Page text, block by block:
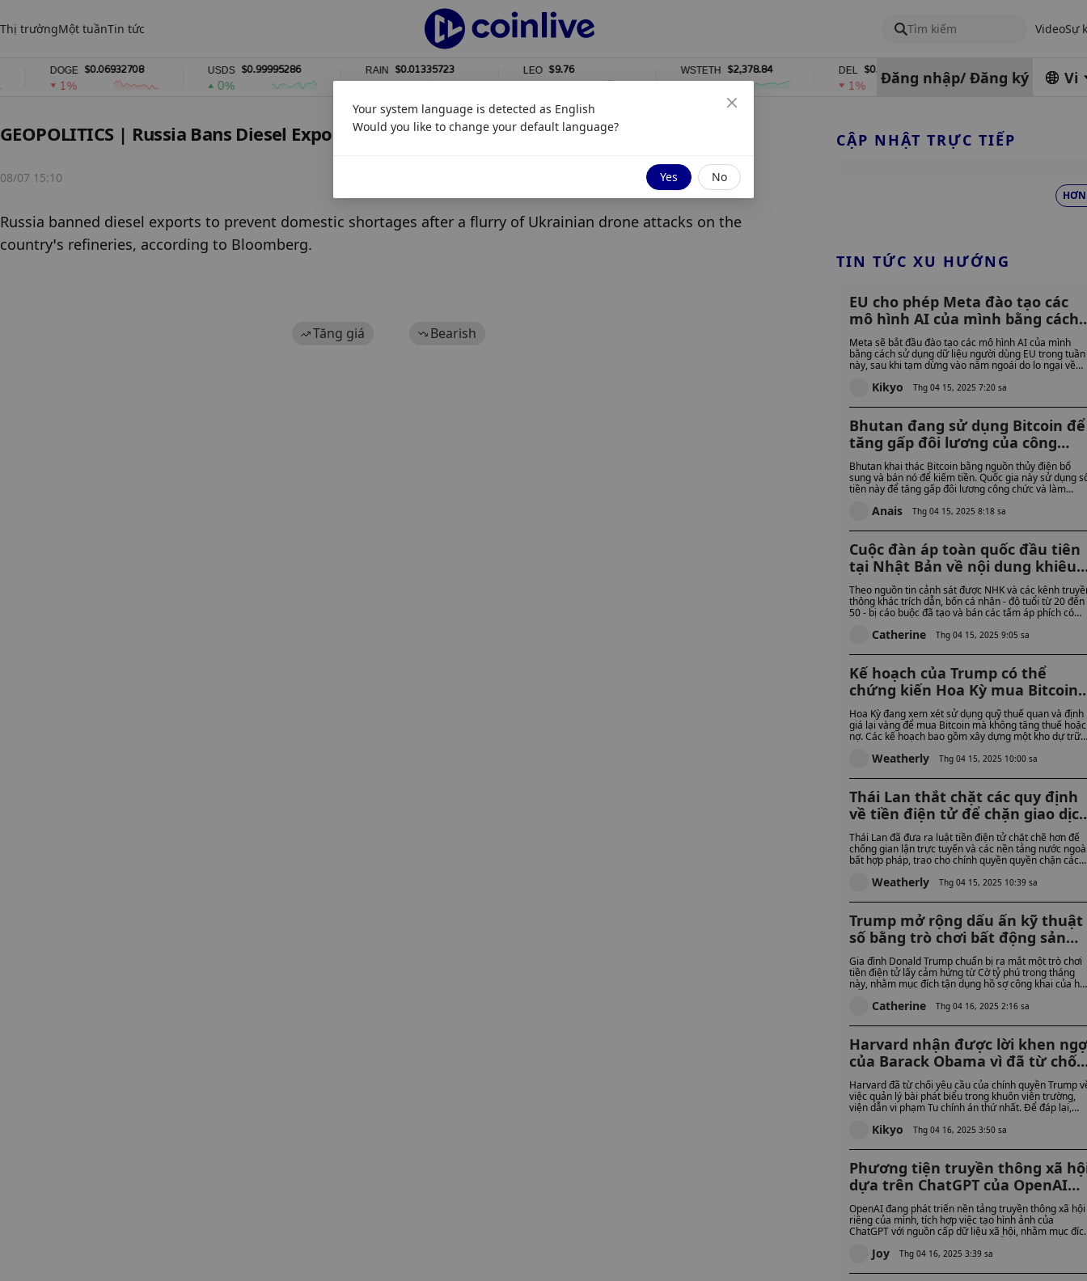
Thị trườngMột tuầnTin tức Tìm kiếm VideoSự
DOGE $0.06932708
1%
USDS $0.99995286
0%
RAIN $0.01335723
1%
$9.76
0%
WSTETH $2,378.84
0%
$0.76762686
1%
ZEC
4%
Đăng nhập/ Đăng ký Vi
GEOPOLITICS | Russia Bans Diesel Exports After Ukraine Refinery Drone Attacks
08/07 15:10
Russia banned diesel exports to prevent domestic shortages after a flurry of Ukrainian drone attacks on the
country’s refineries, according to Bloomberg.
Tăng giá Bearish
CẬP NHẬT TRỰC TIẾP
HƠN
TIN TỨC XU HƯỚNG
EU cho phép Meta đào tạo các
mô hình AI của mình bằng cách
tận dụng dữ liệu truyền thông
xã hội từ người dùng EU
Meta sẽ bắt đầu đào tạo các mô hình AI của mình
bằng cách sử dụng dữ liệu người dùng EU trong tuần
này, sau khi tạm dừng vào năm ngoái do lo ngại về
người dùng trưởng thành, loại trừ tin nhắn riêng tư
Kikyo Thg 04 15, 2025 7:20 sa
Bhutan đang sử dụng Bitcoin để
tăng gấp đôi lương của công
chức và giải quyết tình trạng
chảy máu chất xám
Bhutan khai thác Bitcoin bằng nguồn thủy điện bổ
sung và bán nó để kiếm tiền. Quốc gia này sử dụng
tiền này để tăng gấp đôi lương công chức và làm
ngoài.Anais Thg 04 15, 2025 8:18 sa
Cuộc đàn áp toàn quốc đầu tiên
tại Nhật Bản về nội dung khiêu
dâm do AI tạo ra với bốn người
bị bắt giữ
Theo nguồn tin cảnh sát được NHK và các kênh
thông khác trích dẫn, bốn cá nhân - độ tuổi từ 20 đến
50 - bị cáo buộc đã tạo và bán các tấm áp phích có
tảng đấu giá trực tuyến.
Catherine Thg 04 15, 2025 9:05 sa
Kế hoạch của Trump có thể
chứng kiến ​​Hoa Kỳ mua Bitcoin
bằng doanh thu thuế quan
chiến lược 'sáng tạo'
Hoa Kỳ đang xem xét sử dụng quỹ thuế quan và định
giá lại vàng để mua Bitcoin mà không tăng thuế hoặc
nợ. Các kế hoạch bao gồm xây dựng một kho dự trữ
mối quan hệ tiền điện tử cá nhân của Trump.
Weatherly Thg 04 15, 2025 10:00 sa
Thái Lan thắt chặt các quy định
về tiền điện tử để chặn giao
P2P bất hợp pháp và các sàn
dịch nước ngoài
Thái Lan đã đưa ra luật tiền điện tử chặt chẽ hơn để
chống gian lận trực tuyến và các nền tảng nước
bất hợp pháp, trao cho chính quyền quyền chặn các
sai mục đích. Các quy tắc mới cũng nâng cao tiêu
đưa ra sau một số vụ lừa đảo và bắt giữ nổi tiếng.
Weatherly Thg 04 15, 2025 10:39 sa
Trump mở rộng dấu ấn kỹ thuật
số bằng trò chơi bất động sản
theo phong cách MONOPOLY:
Tổng thống có đang làm quá sức
mình không?
Gia đình Donald Trump chuẩn bị ra mắt một trò chơi
tiền điện tử lấy cảm hứng từ Cờ tỷ phú trong tháng
này, nhằm mục đích tận dụng hồ sơ công khai của họ
án tài sản kỹ thuật số đang mở rộng của Trump, bao
DeFi World Liberty Financial. Tuy nhiên, cộng đồng
tiền điện tử vẫn còn hoài nghi, viện dẫn tokenomics
mơ hồ và những thách thức pháp lý có thể xảy ra.
sự mở rộng nhanh chóng của Trump vào Web3 có
Catherine Thg 04 16, 2025 2:16 sa
Harvard nhận được lời khen
của Barack Obama vì đã từ chối
yêu cầu của Trump khi chính
quyền Trump trả đũa bằng cách
chặn 2,3 tỷ đô la trong Quỹ liên
bang
Harvard đã từ chối yêu cầu của chính quyền Trump
việc quản lý bài phát biểu trong khuôn viên trường,
viện dẫn vi phạm Tu chính án thứ nhất. Để đáp lại,
liên bang. Barack Obama ca ngợi Harvard vì đã bảo
Kikyo Thg 04 16, 2025 3:50 sa
Phương tiện truyền thông xã
dựa trên ChatGPT của OpenAI
đang được phát triển, đưa công
ty này đối đầu với X của Musk và
Meta của Zuckerberg
OpenAI đang phát triển nền tảng truyền thông xã hội
riêng của mình, tích hợp việc tạo hình ảnh của
ChatGPT với nguồn cấp dữ liệu xã hội, nhằm mục
đoạn đầu, với các nguyên mẫu đã được thử nghiệm
Joy Thg 04 16, 2025 3:39 sa
Your system language is detected as English
Would you like to change your default language?
Yes No